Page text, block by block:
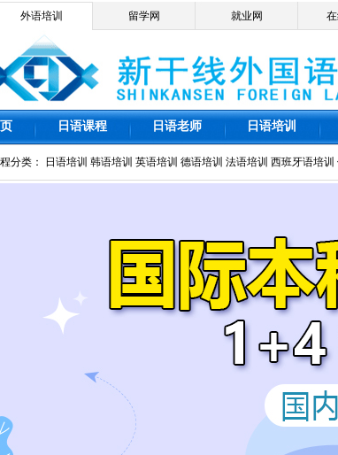
外语培训 留学网 就业网
日语课程 日语老师 日语培训
分类： 日语培训 韩语培训 英语培训 德语培训 法语培训 西班牙语培训